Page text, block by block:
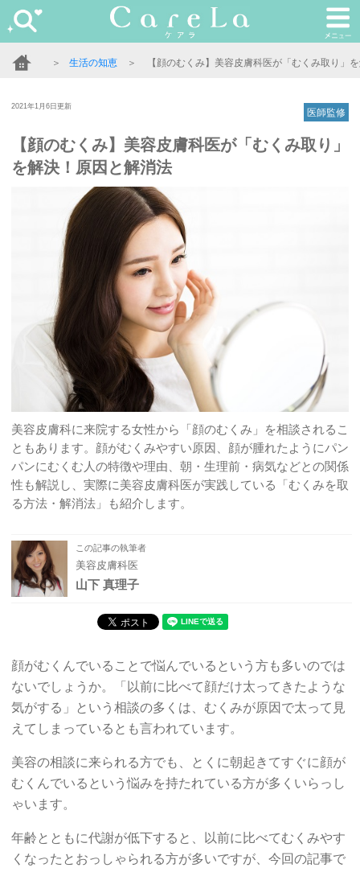
＞ 生活の知恵 ＞ 【顔のむくみ】美容皮膚科医が「むくみ取り」
2021年1月6日更新
医師監修
【顔のむくみ】美容皮膚科医が「むくみ取り」
を解決！原因と解消法
美容皮膚科に来院する女性から「顔のむくみ」を相談されるこ
ともあります。顔がむくみやすい原因、顔が腫れたようにパン
パンにむくむ人の特徴や理由、朝・生理前・病気などとの関係
性も解説し、実際に美容皮膚科医が実践している「むくみを取
る方法・解消法」も紹介します。
この記事の執筆者
美容皮膚科医
山下 真理子
顔がむくんでいることで悩んでいるという方も多いのでは
ないでしょうか。「以前に比べて顔だけ太ってきたような
気がする」という相談の多くは、むくみが原因で太って見
えてしまっているとも言われています。
美容の相談に来られる方でも、とくに朝起きてすぐに顔が
むくんでいるという悩みを持たれている方が多くいらっし
ゃいます。
年齢とともに代謝が低下すると、以前に比べてむくみやす
くなったとおっしゃられる方が多いですが、今回の記事で